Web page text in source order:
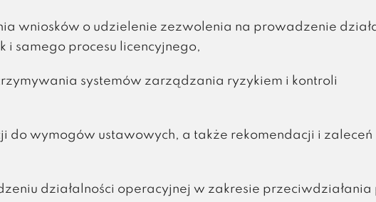
wniosków o udzielenie zezwolenia na prowadzenie
i samego procesu licencyjnego,
systemów zarządzania ryzykiem i kontroli
do wymogów ustawowych, a także rekomendacji i zaleceń
działalności operacyjnej w zakresie przeciwdziałania